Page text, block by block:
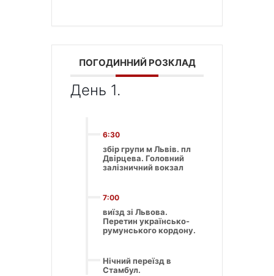
ПОГОДИННИЙ РОЗКЛАД
День 1.
6:30
збір групи м Львів. пл
Двірцева. Головний
залізничний вокзал
7:00
виїзд зі Львова.
Перетин українсько-
румунського кордону.
Нічний переїзд в
Стамбул.